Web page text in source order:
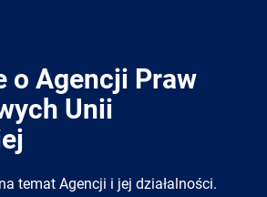
o Agencji Praw
Unii
temat Agencji i jej działalności.